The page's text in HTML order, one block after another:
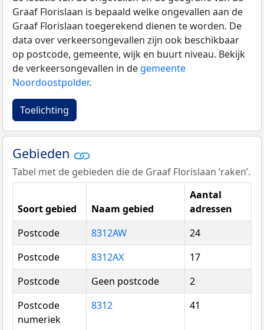
Graaf Florislaan is bepaald welke ongevallen aan de
Graaf Florislaan toegerekend dienen te worden. De
data over verkeersongevallen zijn ook beschikbaar
op postcode, gemeente, wijk en buurt niveau. Bekijk
de verkeersongevallen in de gemeente
Noordoostpolder.
Toelichting
Gebieden
Tabel met de gebieden die de Graaf Florislaan ‘raken’.
Soort gebied Naam gebied
Aantal
adressen
Postcode
8312AW
24
Postcode
8312AX
17
Postcode
Geen postcode
2
Postcode
numeriek
8312 41